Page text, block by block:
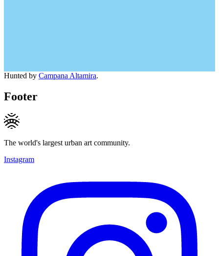
Hunted by Campana Altamira.
Footer
The world's largest urban art community.
Instagram